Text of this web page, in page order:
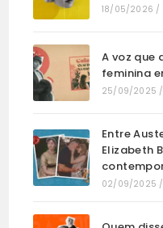
18/05/2026 /
A voz que
feminina
25/09/2025 /
Entre
Elizabeth
02/09/2025 /